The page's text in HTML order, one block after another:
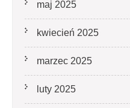
maj 2025
kwiecień 2025
marzec 2025
luty 2025